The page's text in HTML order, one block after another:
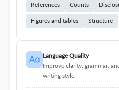
References Counts
Figures and tables Structure
Language Quality
Improve clarity, grammar,
writing style.